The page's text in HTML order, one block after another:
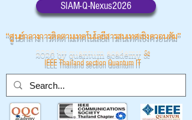
SIAM-Q-Nexus2026
“ศูนย์กลางการติดตามเทคโนโลยีสารสนเทศเชิงควอนตัม”
2026 by quantum academy &
IEEE Thailand section Quantum IT